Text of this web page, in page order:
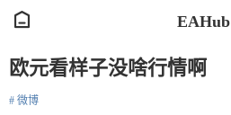
EAHub
欧元看样子没啥行情啊
# 微博